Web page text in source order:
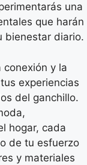
una
que harán
bienestar diario.
conexión y la
experiencias
del ganchillo.
hogar, cada
de tu esfuerzo
y materiales